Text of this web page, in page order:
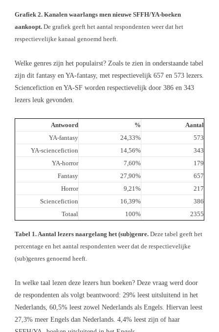
Grafiek 2. Kanalen waarlangs men nieuwe SFFH/YA-boeken
aankoopt. De grafiek geeft het aantal respondenten weer dat het
respectievelijke kanaal genoemd heeft.
Welke genres zijn het populairst? Zoals te zien in onderstaande tabel
zijn dit fantasy en YA-fantasy, met respectievelijk 657 en 573 lezers.
Sciencefiction en YA-SF worden respectievelijk door 386 en 343
lezers leuk gevonden.
Antwoord %
Aantal
YA-fantasy
24,33%
573
YA-sciencefiction
14,56%
343
YA-horror
7,60%
179
Fantasy
27,90%
657
Horror
9,21%
217
Sciencefiction
16,39%
386
Totaal
100% 2355
Tabel 1. Aantal lezers naargelang het (sub)genre. Deze tabel geeft het
percentage en het aantal respondenten weer dat de respectievelijke
(sub)genres genoemd heeft.
In welke taal lezen deze lezers hun boeken? Deze vraag werd door
de respondenten als volgt beantwoord: 29% leest uitsluitend in het
Nederlands, 60,5% leest zowel Nederlands als Engels. Hiervan leest
27,3% meer Engels dan Nederlands. 4,4% leest zijn of haar